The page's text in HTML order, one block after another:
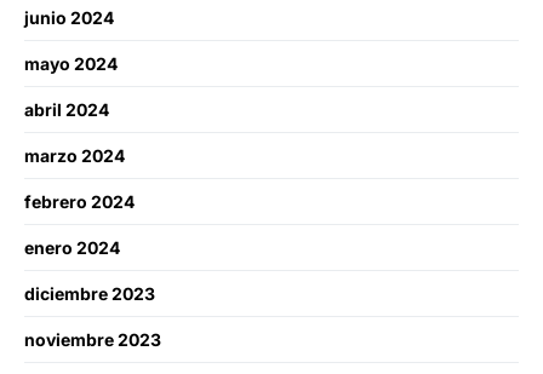
junio 2024
mayo 2024
abril 2024
marzo 2024
febrero 2024
enero 2024
diciembre 2023
noviembre 2023